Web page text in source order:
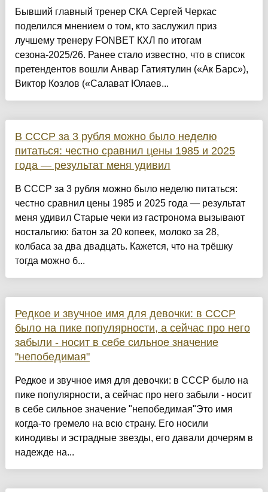
Бывший главный тренер СКА Сергей Черкас
поделился мнением о том, кто заслужил приз
лучшему тренеру FONBET КХЛ по итогам
сезона-2025/26. Ранее стало известно, что в список
претендентов вошли Анвар Гатиятулин («Ак Барс»),
Виктор Козлов («Салават Юлаев...
В СССР за 3 рубля можно было неделю
питаться: честно сравнил цены 1985 и 2025
года — результат меня удивил
В СССР за 3 рубля можно было неделю питаться:
честно сравнил цены 1985 и 2025 года — результат
меня удивил Старые чеки из гастронома вызывают
ностальгию: батон за 20 копеек, молоко за 28,
колбаса за два двадцать. Кажется, что на трёшку
тогда можно б...
Редкое и звучное имя для девочки: в СССР
было на пике популярности, а сейчас про него
забыли - носит в себе сильное значение
"непобедимая"
Редкое и звучное имя для девочки: в СССР было на
пике популярности, а сейчас про него забыли - носит
в себе сильное значение "непобедимая"Это имя
когда-то гремело на всю страну. Его носили
кинодивы и эстрадные звезды, его давали дочерям в
надежде на...